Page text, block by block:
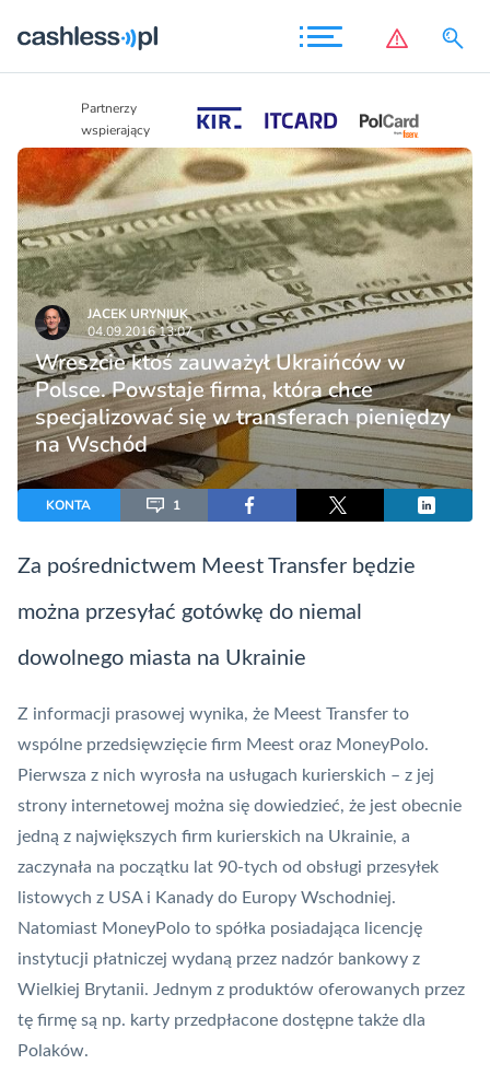
Partnerzy
wspierający
JACEK URYNIUK
04.09.2016 13:07
Wreszcie ktoś zauważył Ukraińców w
Polsce. Powstaje firma, która chce
specjalizować się w transferach pieniędzy
na Wschód
KONTA 1
Za pośrednictwem Meest Transfer będzie
można przesyłać gotówkę do niemal
dowolnego miasta na Ukrainie
Z informacji prasowej wynika, że Meest Transfer to
wspólne przedsięwzięcie firm Meest oraz MoneyPolo.
Pierwsza z nich wyrosła na usługach kurierskich – z jej
strony internetowej można się dowiedzieć, że jest obecnie
jedną z największych firm kurierskich na Ukrainie, a
zaczynała na początku lat 90-tych od obsługi przesyłek
listowych z USA i Kanady do Europy Wschodniej.
Natomiast MoneyPolo to spółka posiadająca licencję
instytucji płatniczej wydaną przez nadzór bankowy z
Wielkiej Brytanii. Jednym z produktów oferowanych przez
tę firmę są np. karty przedpłacone dostępne także dla
Polaków.